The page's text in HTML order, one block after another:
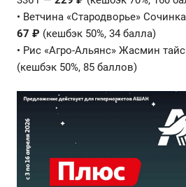
• Ветчина «Стародворье»
67 ₽ (кешбэк 50%, 34 балла)
• Рис «Агро-Альянс» Жасмин
(кешбэк 50%, 85 баллов)